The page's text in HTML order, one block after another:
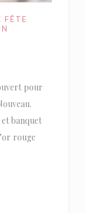
FÊTE
pour
banquet
rouge